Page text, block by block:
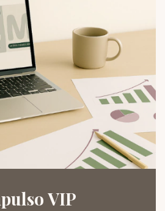
VIP